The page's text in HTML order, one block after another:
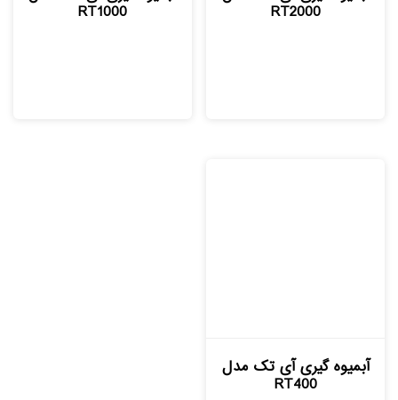
RT2000
RT1000
آبمیوه گیری آی تک مدل
RT400